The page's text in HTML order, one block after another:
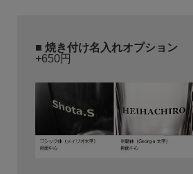
■ 焼き付け名入れオプション
+650円